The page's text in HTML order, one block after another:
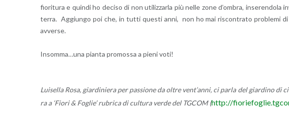
fio­ri­tu­ra e quin­di ho de­ci­so di non uti­liz­zar­la più nelle zone d’om­bra, in­se­ren­do­la
terra. Ag­giun­go poi che, in tutti que­sti anni, non ho mai ri­scon­tra­to pro­ble­mi
av­ver­se.
In­som­ma…una pian­ta pro­mos­sa a pieni voti!
Lui­sel­la Rosa, giar­di­nie­ra per pas­sio­ne da oltre ven­t’an­ni, ci parla del giar­di­no di
ra a ‘Fiori & Fo­glie’ ru­bri­ca di cul­tu­ra verde del TGCOM (http://​